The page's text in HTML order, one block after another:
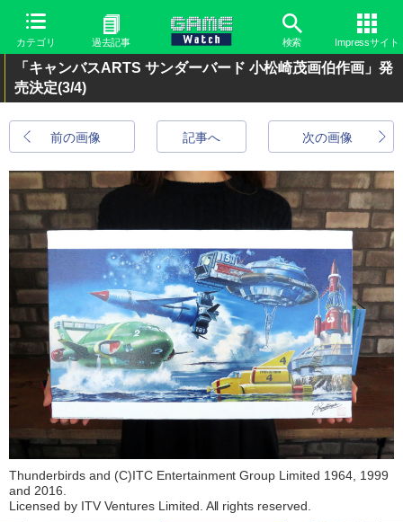
カテゴリ 過去記事 検索 Impressサイト
「キャンバスARTS サンダーバード 小松崎茂画伯作画」発
売決定(3/4)
前の画像 次の画像
記事へ
Thunderbirds and (C)ITC Entertainment Group Limited 1964, 1999
and 2016.
Licensed by ITV Ventures Limited. All rights reserved.